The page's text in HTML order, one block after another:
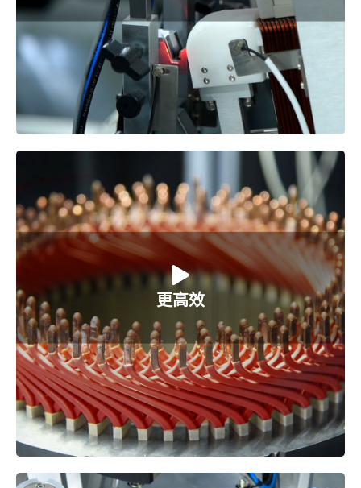
4. 数字孪生
更高效
1. 每一秒钟，成型一个Upin
2. 每一条CT90s产线，2台成型机对应OK
3. 每0.2s，完成一个焊点